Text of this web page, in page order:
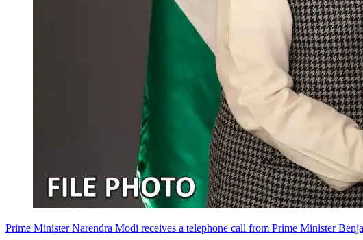
Prime Minister Narendra Modi receives a telephone call from Prime Minister